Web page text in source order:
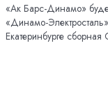
«Ак Барс-Динамо»
«Динамо-
Екатеринбурге